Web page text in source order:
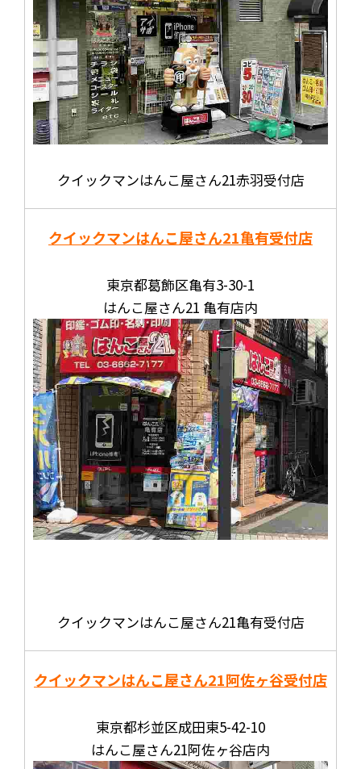
クイックマンはんこ屋さん21赤羽受付店
クイックマンはんこ屋さん21亀有受付店
東京都葛飾区亀有3-30-1
はんこ屋さん21 亀有店内
クイックマンはんこ屋さん21亀有受付店
クイックマンはんこ屋さん21阿佐ヶ谷受付店
東京都杉並区成田東5-42-10
はんこ屋さん21阿佐ヶ谷店内